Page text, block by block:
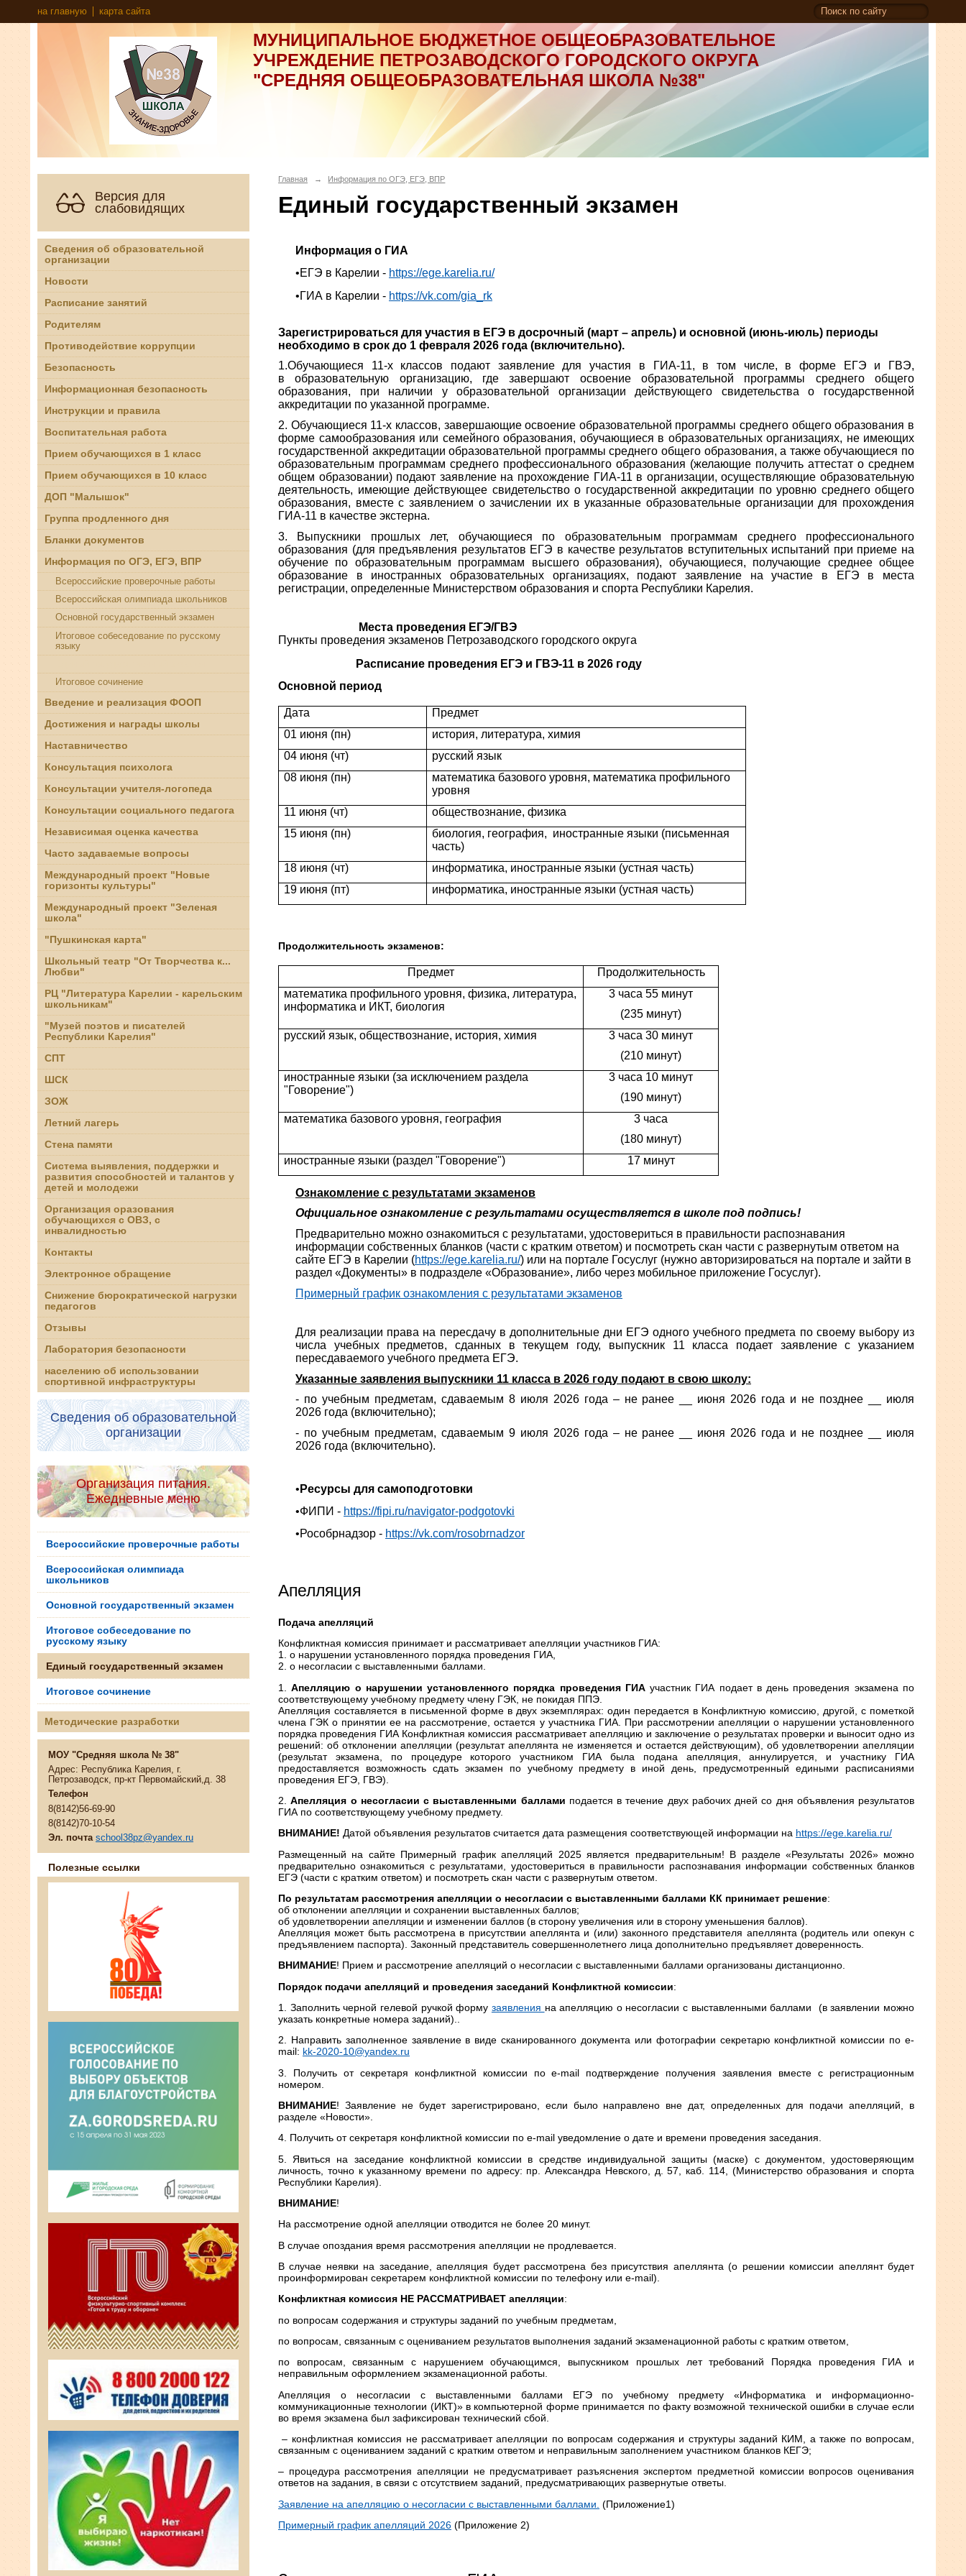
на главную карта сайта
МУНИЦИПАЛЬНОЕ БЮДЖЕТНОЕ ОБЩЕОБРАЗОВАТЕЛЬНОЕ
УЧРЕЖДЕНИЕ ПЕТРОЗАВОДСКОГО ГОРОДСКОГО ОКРУГА
"СРЕДНЯЯ ОБЩЕОБРАЗОВАТЕЛЬНАЯ ШКОЛА №38"
Версия для
слабовидящих
Сведения об образовательной
организации
Новости
Расписание занятий
Родителям
Противодействие коррупции
Безопасность
Информационная безопасность
Инструкции и правила
Воспитательная работа
Прием обучающихся в 1 класс
Прием обучающихся в 10 класс
ДОП "Малышок"
Группа продленного дня
Бланки документов
Информация по ОГЭ, ЕГЭ, ВПР
Всероссийские проверочные работы
Всероссийская олимпиада школьников
Основной государственный экзамен
Итоговое собеседование по русскому
языку
Итоговое сочинение
Введение и реализация ФООП
Достижения и награды школы
Наставничество
Консультация психолога
Консультации учителя-логопеда
Консультации социального педагога
Независимая оценка качества
Часто задаваемые вопросы
Международный проект "Новые
горизонты культуры"
Международный проект "Зеленая
школа"
"Пушкинская карта"
Школьный театр "От Творчества к...
Любви"
РЦ "Литература Карелии - карельским
школьникам"
"Музей поэтов и писателей
Республики Карелия"
СПТ
ШСК
ЗОЖ
Летний лагерь
Стена памяти
Система выявления, поддержки и
развития способностей и талантов у
детей и молодежи
Организация оразования
обучающихся с ОВЗ, с
инвалидностью
Контакты
Электронное обращение
Снижение бюрократической нагрузки
педагогов
Отзывы
Лаборатория безопасности
населению об использовании
спортивной инфраструктуры
Сведения об образовательной
организации
Организация питания.
Ежедневные меню
Всероссийские проверочные работы
Всероссийская олимпиада
школьников
Основной государственный экзамен
Итоговое собеседование по
русскому языку
Единый государственный экзамен
Итоговое сочинение
Методические разработки
МОУ "Средняя школа № 38"
Адрес: Республика Карелия, г.
Петрозаводск, пр-кт Первомайский,д. 38
Телефон
8(8142)56-69-90
8(8142)70-10-54
Эл. почта school38pz@yandex.ru
Полезные ссылки
Главная → Информация по ОГЭ, ЕГЭ, ВПР
Единый государственный экзамен
Информация о ГИА
•ЕГЭ в Карелии - https://ege.karelia.ru/
•ГИА в Карелии - https://vk.com/gia_rk
Зарегистрироваться для участия в ЕГЭ в досрочный (март – апрель) и основной (июнь-июль) периоды
необходимо в срок до 1 февраля 2026 года (включительно).
1.Обучающиеся 11-х классов подают заявление для участия в ГИА-11, в том числе, в форме ЕГЭ и ГВЭ,
в образовательную организацию, где завершают освоение образовательной программы среднего общего
образования, при наличии у образовательной организации действующего свидетельства о государственной
аккредитации по указанной программе.
2. Обучающиеся 11-х классов, завершающие освоение образовательной программы среднего общего образования в
форме самообразования или семейного образования, обучающиеся в образовательных организациях, не имеющих
государственной аккредитации образовательной программы среднего общего образования, а также обучающиеся по
образовательным программам среднего профессионального образования (желающие получить аттестат о среднем
общем образовании) подают заявление на прохождение ГИА-11 в организации, осуществляющие образовательную
деятельность, имеющие действующее свидетельство о государственной аккредитации по уровню среднего общего
образования, вместе с заявлением о зачислении их в указанные образовательные организации для прохождения
ГИА-11 в качестве экстерна.
3. Выпускники прошлых лет, обучающиеся по образовательным программам среднего профессионального
образования (для предъявления результатов ЕГЭ в качестве результатов вступительных испытаний при приеме на
обучение по образовательным программам высшего образования), обучающиеся, получающие среднее общее
образование в иностранных образовательных организациях, подают заявление на участие в ЕГЭ в места
регистрации, определенные Министерством образования и спорта Республики Карелия.
Места проведения ЕГЭ/ГВЭ
Пункты проведения экзаменов Петрозаводского городского округа
Расписание проведения ЕГЭ и ГВЭ-11 в 2026 году
Основной период
Дата
Предмет
01 июня (пн)
история, литература, химия
04 июня (чт)
русский язык
08 июня (пн)
математика базового уровня, математика профильного
уровня
11 июня (чт)
обществознание, физика
15 июня (пн)
биология, география, иностранные языки (письменная
часть)
18 июня (чт)
информатика, иностранные языки (устная часть)
19 июня (пт)
информатика, иностранные языки (устная часть)
Продолжительность экзаменов:
Предмет
Продолжительность
математика профильного уровня, физика, литература,
информатика и ИКТ, биология
3 часа 55 минут
(235 минут)
русский язык, обществознание, история, химия
3 часа 30 минут
(210 минут)
иностранные языки (за исключением раздела
"Говорение")
3 часа 10 минут
(190 минут)
математика базового уровня, география
3 часа
(180 минут)
иностранные языки (раздел "Говорение")
17 минут
Ознакомление с результатами экзаменов
Официальное ознакомление с результатами осуществляется в школе под подпись!
Предварительно можно ознакомиться с результатами, удостовериться в правильности распознавания
информации собственных бланков (части с кратким ответом) и посмотреть скан части с развернутым ответом на
сайте ЕГЭ в Карелии (https://ege.karelia.ru/) или на портале Госуслуг (нужно авторизироваться на портале и зайти в
раздел «Документы» в подразделе «Образование», либо через мобильное приложение Госуслуг).
Примерный график ознакомления с результатами экзаменов
Для реализации права на пересдачу в дополнительные дни ЕГЭ одного учебного предмета по своему выбору из
числа учебных предметов, сданных в текущем году, выпускник 11 класса подает заявление с указанием
пересдаваемого учебного предмета ЕГЭ.
Указанные заявления выпускники 11 класса в 2026 году подают в свою школу:
- по учебным предметам, сдаваемым 8 июля 2026 года – не ранее __ июня 2026 года и не позднее __ июля
2026 года (включительно);
- по учебным предметам, сдаваемым 9 июля 2026 года – не ранее __ июня 2026 года и не позднее __ июля
2026 года (включительно).
• Ресурсы для самоподготовки
•ФИПИ - https://fipi.ru/navigator-podgotovki
•Рособрнадзор - https://vk.com/rosobrnadzor
Апелляция
Подача апелляций
Конфликтная комиссия принимает и рассматривает апелляции участников ГИА:
1. о нарушении установленного порядка проведения ГИА,
2. о несогласии с выставленными баллами.
1.Апелляцию о нарушении установленного порядка проведения ГИАучастник ГИА подает в день проведения экзамена по
соответствующему учебному предмету члену ГЭК, не покидая ППЭ.
Апелляция составляется в письменной форме в двух экземплярах: один передается в Конфликтную комиссию, другой, с пометкой
члена ГЭК о принятии ее на рассмотрение, остается у участника ГИА. При рассмотрении апелляции о нарушении установленного
порядка проведения ГИА Конфликтная комиссия рассматривает апелляцию и заключение о результатах проверки и выносит одно из
решений: об отклонении апелляции (результат апеллянта не изменяется и остается действующим), об удовлетворении апелляции
(результат экзамена, по процедуре которого участником ГИА была подана апелляция, аннулируется, и участнику ГИА
предоставляется возможность сдать экзамен по учебному предмету в иной день, предусмотренный едиными расписаниями
проведения ЕГЭ, ГВЭ).
2.Апелляция о несогласии с выставленными баллами подается в течение двух рабочих дней со дня объявления результатов
ГИА по соответствующему учебному предмету.
ВНИМАНИЕ! Датой объявления результатов считается дата размещения соответствующей информации на https://ege.karelia.ru/
Размещенный на сайте Примерный график апелляций 2025 является предварительным! В разделе «Результаты 2026» можно
предварительно ознакомиться с результатами, удостовериться в правильности распознавания информации собственных бланков
ЕГЭ (части с кратким ответом) и посмотреть скан части с развернутым ответом.
По результатам рассмотрения апелляции о несогласии с выставленными баллами КК принимает решение:
об отклонении апелляции и сохранении выставленных баллов;
об удовлетворении апелляции и изменении баллов (в сторону увеличения или в сторону уменьшения баллов).
Апелляция может быть рассмотрена в присутствии апеллянта и (или) законного представителя апеллянта (родитель или опекун с
предъявлением паспорта). Законный представитель совершеннолетнего лица дополнительно предъявляет доверенность.
ВНИМАНИЕ! Прием и рассмотрение апелляций о несогласии с выставленными баллами организованы дистанционно.
Порядок подачи апелляций и проведения заседаний Конфликтной комиссии:
1. Заполнить черной гелевой ручкой форму заявления на апелляцию о несогласии с выставленными баллами (в заявлении можно
указать конкретные номера заданий)..
2. Направить заполненное заявление в виде сканированного документа или фотографии секретарю конфликтной комиссии по e-
mail: kk-2020-10@yandex.ru
3. Получить от секретаря конфликтной комиссии по e-mail подтверждение получения заявления вместе с регистрационным
номером.
ВНИМАНИЕ! Заявление не будет зарегистрировано, если было направлено вне дат, определенных для подачи апелляций, в
разделе «Новости».
4. Получить от секретаря конфликтной комиссии по e-mail уведомление о дате и времени проведения заседания.
5. Явиться на заседание конфликтной комиссии в средстве индивидуальной защиты (маске) с документом, удостоверяющим
личность, точно к указанному времени по адресу: пр. Александра Невского, д. 57, каб. 114, (Министерство образования и спорта
Республики Карелия).
ВНИМАНИЕ!
На рассмотрение одной апелляции отводится не более 20 минут.
В случае опоздания время рассмотрения апелляции не продлевается.
В случае неявки на заседание, апелляция будет рассмотрена без присутствия апеллянта (о решении комиссии апеллянт будет
проинформирован секретарем конфликтной комиссии по телефону или e-mail).
Конфликтная комиссия НЕ РАССМАТРИВАЕТ апелляции:
по вопросам содержания и структуры заданий по учебным предметам,
по вопросам, связанным с оцениванием результатов выполнения заданий экзаменационной работы с кратким ответом,
по вопросам, связанным с нарушением обучающимся, выпускником прошлых лет требований Порядка проведения ГИА и
неправильным оформлением экзаменационной работы.
Апелляция о несогласии с выставленными баллами ЕГЭ по учебному предмету «Информатика и информационно-
коммуникационные технологии (ИКТ)» в компьютерной форме принимается по факту возможной технической ошибки в случае если
во время экзамена был зафиксирован технический сбой.
– конфликтная комиссия не рассматривает апелляции по вопросам содержания и структуры заданий КИМ, а также по вопросам,
связанным с оцениванием заданий с кратким ответом и неправильным заполнением участником бланков КЕГЭ;
– процедура рассмотрения апелляции не предусматривает разъяснения экспертом предметной комиссии вопросов оценивания
ответов на задания, в связи с отсутствием заданий, предусматривающих развернутые ответы.
Заявление на апелляцию о несогласии с выставленными баллами. (Приложение1)
Примерный график апелляций 2026 (Приложение 2)